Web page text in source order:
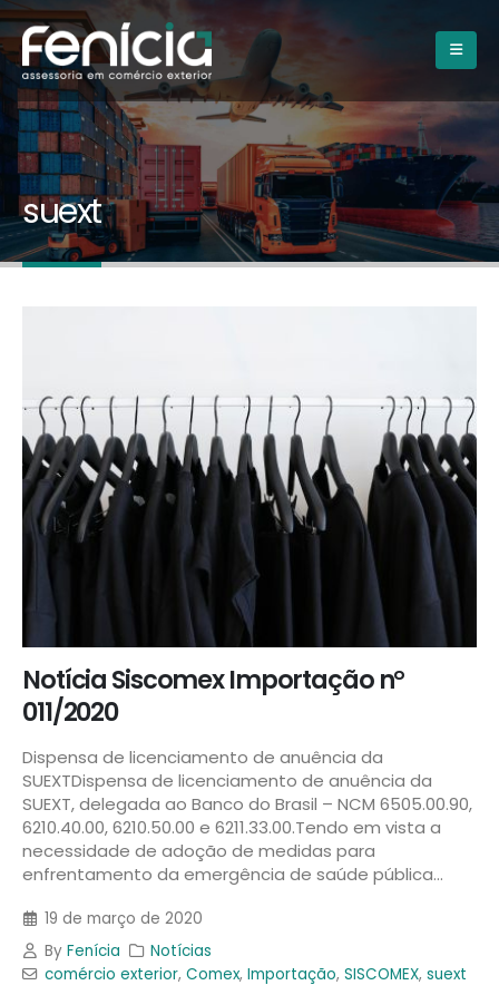
suext
Notícia Siscomex Importação n°
011/2020
Dispensa de licenciamento de anuência da
SUEXTDispensa de licenciamento de anuência da
SUEXT, delegada ao Banco do Brasil – NCM 6505.00.90,
6210.40.00, 6210.50.00 e 6211.33.00.Tendo em vista a
necessidade de adoção de medidas para
enfrentamento da emergência de saúde pública...
19 de março de 2020
By Fenícia
Notícias
comércio exterior, Comex, Importação, SISCOMEX, suext